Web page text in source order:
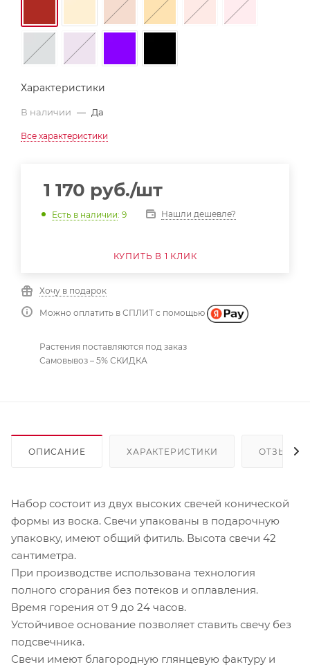
Характеристики
В наличии — Да
Все характеристики
1 170 руб./шт
Есть в наличии: 9 Нашли дешевле?
КУПИТЬ В 1 КЛИК
Хочу в подарок
Можно оплатить в СПЛИТ с помощью
Растения поставляются под заказ
Самовывоз – 5% СКИДКА
ОПИСАНИЕ ХАРАКТЕРИСТИКИ ОТЗЫВЫ
Набор состоит из двух высоких свечей конической
формы из воска. Свечи упакованы в подарочную
упаковку, имеют общий фитиль. Высота свечи 42
сантиметра.
При производстве использована технология
полного сгорания без потеков и оплавления.
Время горения от 9 до 24 часов.
Устойчивое основание позволяет ставить свечу без
подсвечника.
Свечи имеют благородную глянцевую фактуру и